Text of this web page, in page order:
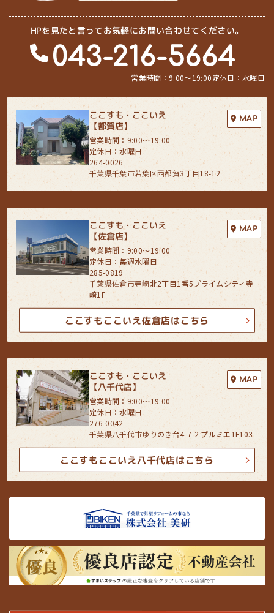
HPを見たと言ってお気軽にお問い合わせてください。
043-216-5664
営業時間：9:00〜19:00定休日：水曜日
ここすも・ここいえ
【佐倉店】
285-0819
千葉県佐倉市寺崎北2丁目1番5プライムシティ寺
崎1F
営業時間：9:00〜19:00
定休日：毎週水曜日
MAP
ここすもここいえ佐倉店はこちら
ここすも・ここいえ
【八千代店】
276-0042
千葉県八千代市ゆりのき台4-7-2 プルミエ1F103
営業時間：9:00〜19:00
定休日：水曜日
MAP
ここすもここいえ八千代店はこちら
ここすも・ここいえ
【都賀店】
264-0026
千葉県千葉市若葉区西都賀3丁目18-12
営業時間：9:00〜19:00
定休日：水曜日
MAP